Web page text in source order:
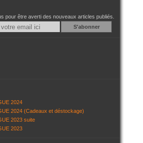
pour être averti des nouveaux articles publiés.
Email
2024
2024 (Cadeaux et déstockage)
2023 suite
2023